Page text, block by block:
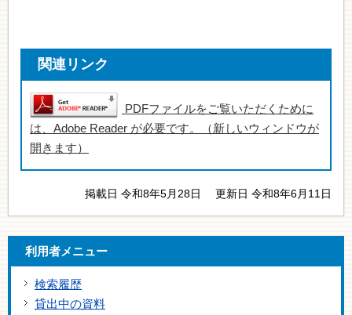
関連リンク
PDFファイルをご覧いただくために
は、Adobe Reader が必要です。（新しいウィンドウが
開きます）
掲載日 令和8年5月28日 更新日 令和8年6月11日
利用者メニュー
検索履歴
貸出中の資料